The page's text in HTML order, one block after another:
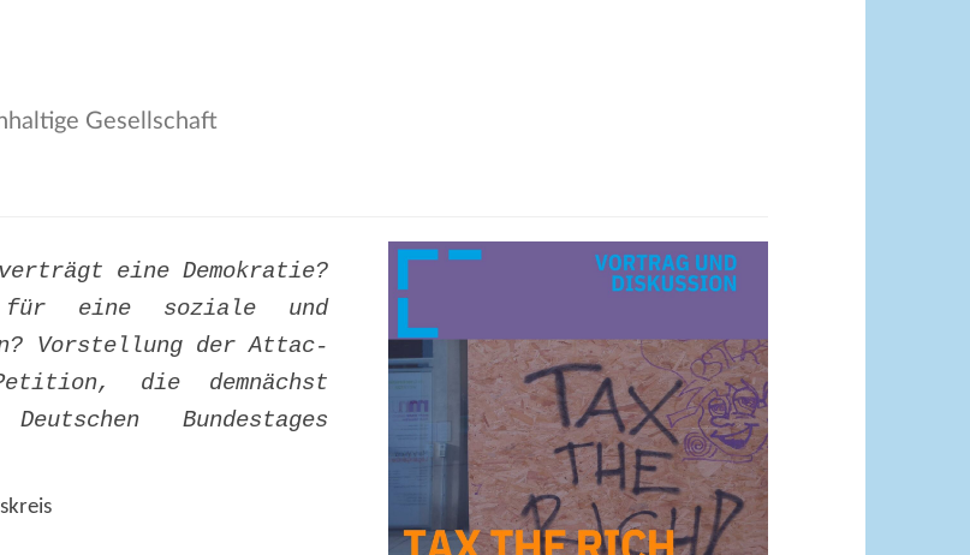
Gesellschaft
eine Demokratie?
für eine soziale und
Vorstellung der Attac-
die demnächst
Bundestages